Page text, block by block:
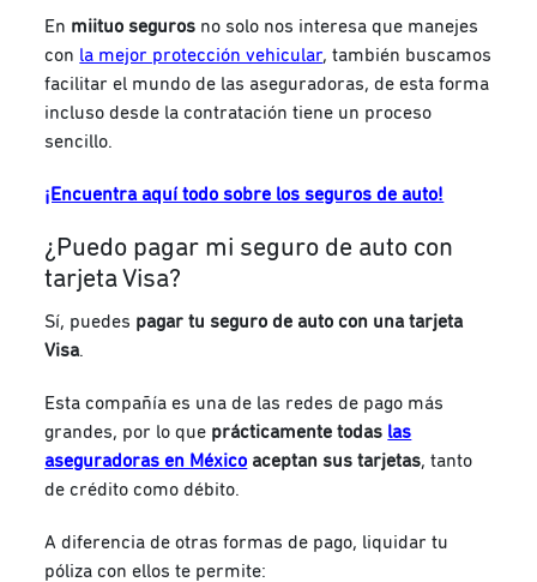
En miituo seguros no solo nos interesa que manejes
con la mejor protección vehicular, también buscamos
facilitar el mundo de las aseguradoras, de esta forma
incluso desde la contratación tiene un proceso
sencillo.
¡Encuentra aquí todo sobre los seguros de auto!
¿Puedo pagar mi seguro de auto con
tarjeta Visa?
Sí, puedes pagar tu seguro de auto con una tarjeta
Visa.
Esta compañía es una de las redes de pago más
grandes, por lo que prácticamente todas las
aseguradoras en México aceptan sus tarjetas, tanto
de crédito como débito.
A diferencia de otras formas de pago, liquidar tu
póliza con ellos te permite: